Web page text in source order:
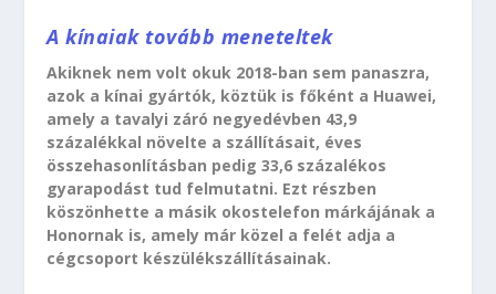
A kínaiak tovább meneteltek
Akiknek nem volt okuk 2018-ban sem panaszra,
azok a kínai gyártók, köztük is főként a Huawei,
amely a tavalyi záró negyedévben 43,9
százalékkal növelte a szállításait, éves
összehasonlításban pedig 33,6 százalékos
gyarapodást tud felmutatni. Ezt részben
köszönhette a másik okostelefon márkájának a
Honornak is, amely már közel a felét adja a
cégcsoport készülékszállításainak.